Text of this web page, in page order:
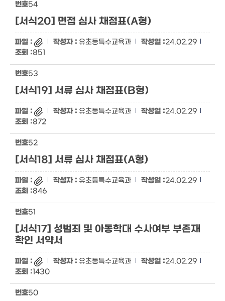
54
[서식20] 면접 심사 채점표(A형)
유초등특수교육과
24.02.29
851
53
[서식19] 서류 심사 채점표(B형)
유초등특수교육과
24.02.29
872
52
[서식18] 서류 심사 채점표(A형)
유초등특수교육과
24.02.29
846
51
[서식17] 성범죄 및 아동학대 수사여부 부존재
확인 서약서
유초등특수교육과
24.02.29
1430
50